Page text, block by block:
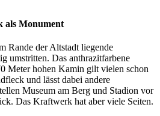
als Monument
Rande der Altstadt liegende
umstritten. Das anthrazitfarbene
Meter hohen Kamin gilt vielen schon
und lässt dabei andere
Museum am Berg und Stadion vor
Das Kraftwerk hat aber viele Seiten.